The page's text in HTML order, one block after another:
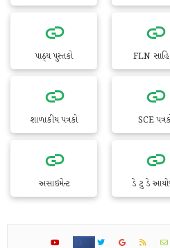
પાઠ્ય પુસ્તકો FLN
શાળાકીય પત્રકો SCE
અસાઇમેન્ટ ડે ટુ ડે